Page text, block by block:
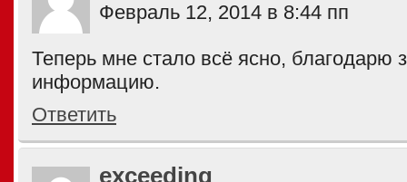
Февраль 12, 2014 в 8:44 пп
Теперь мне стало всё ясно, благодарю
информацию.
Ответить
exceeding